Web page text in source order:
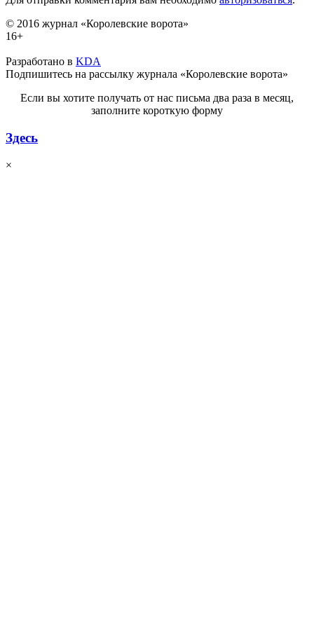
© 2016 журнал «Королевские ворота»
16+
Разработано в KDA
Подпишитесь на рассылку журнала «Королевские ворота»
Если вы хотите получать от нас письма два раза в месяц,
заполните короткую форму
Здесь
×